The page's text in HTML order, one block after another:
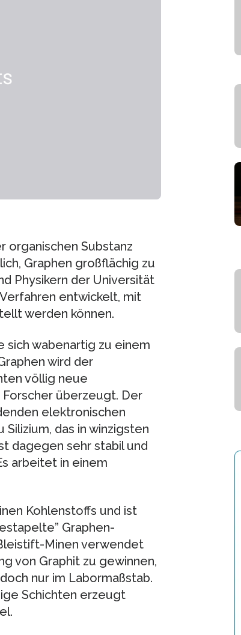
organischen Substanz
Graphen großflächig zu
Physikern der Universität
entwickelt, mit
werden können.
sich wabenartig zu einem
wird der
völlig neue
überzeugt. Der
elektronischen
das in winzigsten
dagegen sehr stabil und
arbeitet in einem
Kohlenstoffs und ist
Graphen-
Minen verwendet
von Graphit zu gewinnen,
nur im Labormaßstab.
Schichten erzeugt